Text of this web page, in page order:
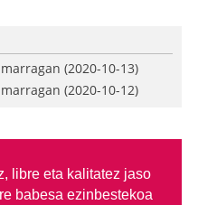
(2020-10-13)
(2020-10-12)
libre eta kalitatez jaso
babesa ezinbestekoa